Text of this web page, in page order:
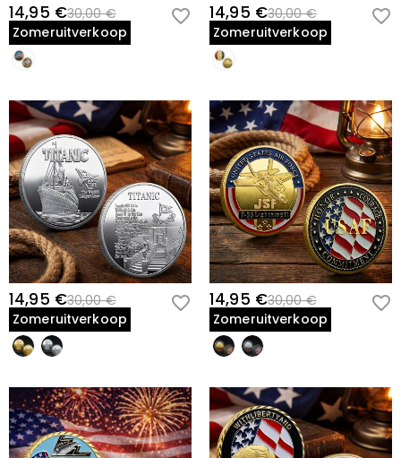
14,95 €30,00 €
Zomeruitverkoop
14,95 €30,00 €
Zomeruitverkoop
14,95 €30,00 €
Zomeruitverkoop
14,95 €30,00 €
Zomeruitverkoop